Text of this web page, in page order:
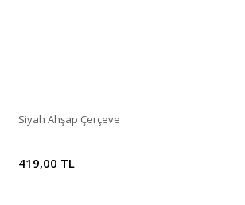
Siyah Ahşap Çerçeve
419,00 TL